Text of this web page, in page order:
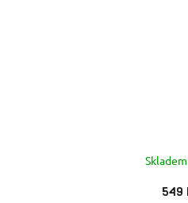
Skladem
549